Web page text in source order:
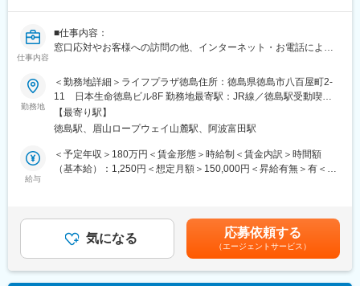
変更の範囲：無
仕事内容
■仕事内容：
窓口応対やお客様への訪問の他、インターネット・お電話による
ビス及び営業
■労働契約補足：
まずはサービスサポートスタッフ(パート職制／３ヵ月毎に契約更
新)として採用します。パート職制を経て、お客様へのコンサルテ
ィングに必要な基礎知識・基礎スキルを習得し勤務良好の場合、
サービスコーディネーター(正職員)への登用※となります。
※本人希望・業務習熟度・勤務実態等に応じて、サービスコーディ
ネーターへの登用有無及び登用時期は異なります。
【期間の定め】無
【初任給月額】201,000円
【就業時間】9:00～17:00(休憩1時間)
勤務地
＜勤務地詳細＞ライフプラザ徳島住所：徳島県徳島市八百屋町2-
11 日本生命徳島ビル8F 勤務地最寄駅：JR線／徳島駅受動喫煙
対策：屋内全面禁煙変更の範囲：会社の定める事業所
【最寄り駅】
徳島駅、眉山ロープウェイ山麓駅、阿波富田駅
給与
＜予定年収＞180万円＜賃金形態＞時給制＜賃金内訳＞時間額
（基本給）：1,250円＜想定月額＞150,000円＜昇給有無＞有＜残
は、職務内容欄参照。賃金はあくまでも目安の金額であり、選考
を通じて上下する可能性があります。月給(月額)は固定手当を含め
気になる 応募依頼する
（エージェントサービス）